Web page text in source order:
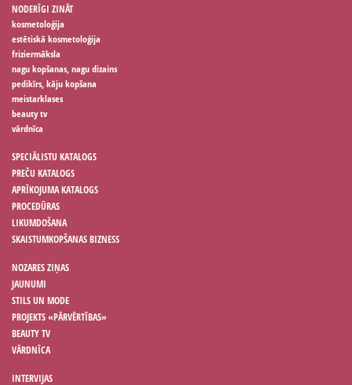
NODERĪGI ZINĀT
kosmetoloģija
estētiskā kosmetoloģija
friziermāksla
nagu kopšanas, nagu dizains
pedikīrs, kāju kopšana
meistarklases
beauty tv
vārdnīca
SPECIĀLISTU KATALOGS
PREČU KATALOGS
APRĪKOJUMA KATALOGS
PROCEDŪRAS
LIKUMDOŠANA
SKAISTUMKOPŠANAS BIZNESS
NOZARES ZIŅAS
JAUNUMI
STILS UN MODE
PROJEKTS «PĀRVĒRTĪBAS»
BEAUTY TV
VĀRDNĪCA
INTERVIJAS